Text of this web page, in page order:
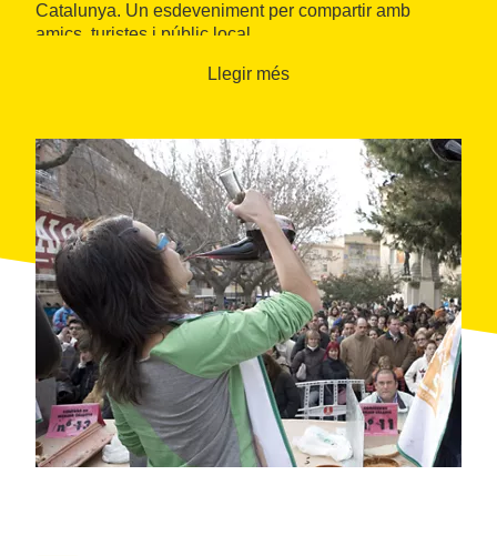
Catalunya. Un esdeveniment per compartir amb
amics, turistes i públic local.
Llegir més